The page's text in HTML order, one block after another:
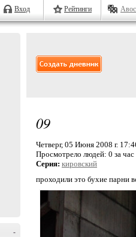
Вход Рейтинги
-
09
Четверг, 05 Июня 2008 г.
Просмотрело людей: 0 за
Серия: кировский
проходили это бухие парни